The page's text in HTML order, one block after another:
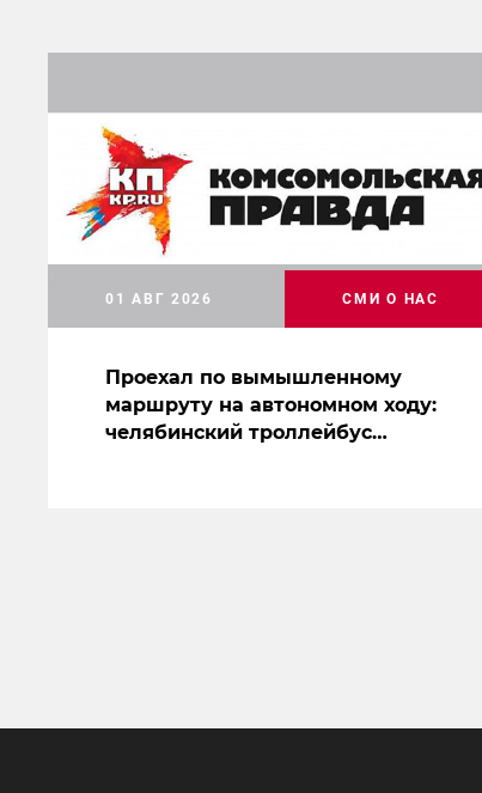
Проехал по вымышленному
маршруту на автономном ходу:
челябинский троллейбус
01 АВГ 2026 СМИ О НАС